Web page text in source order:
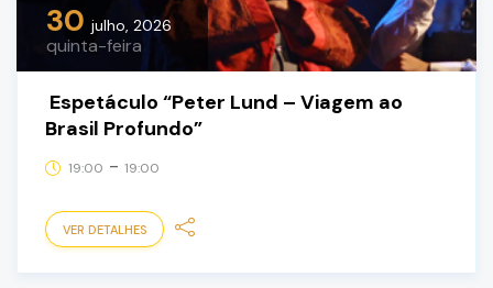
30 julho, 2026
quinta-feira
Espetáculo “Peter Lund – Viagem ao
Brasil Profundo”
19:00 - 19:00
VER DETALHES